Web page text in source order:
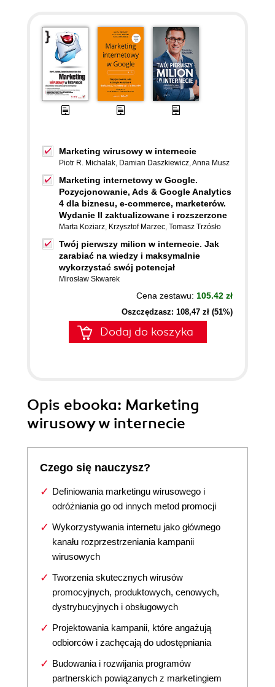
Marketing wirusowy w internecie
Piotr R. Michalak, Damian Daszkiewicz,Anna Musz
Marketing internetowy w Google.
Pozycjonowanie, Ads & Google Analytics
4 dla biznesu, e-commerce, marketerów.
Wydanie II zaktualizowane i rozszerzone
Marta Koziarz, Krzysztof Marzec, Tomasz Trzósło
Twój pierwszy milion w internecie. Jak
zarabiać na wiedzy i maksymalnie
wykorzystać swój potencjał
Mirosław Skwarek
Cena zestawu: 105.42 zł
Oszczędzasz: 108,47 zł (51%)
Dodaj do koszyka
Opis ebooka: Marketing
wirusowy w internecie
Czego się nauczysz?
Definiowania marketingu wirusowego i
odróżniania go od innych metod promocji
Wykorzystywania internetu jako głównego
kanału rozprzestrzeniania kampanii
wirusowych
Tworzenia skutecznych wirusów
promocyjnych, produktowych, cenowych,
dystrybucyjnych i obsługowych
Projektowania kampanii, które angażują
odbiorców i zachęcają do udostępniania
Budowania i rozwijania programów
partnerskich powiązanych z marketingiem